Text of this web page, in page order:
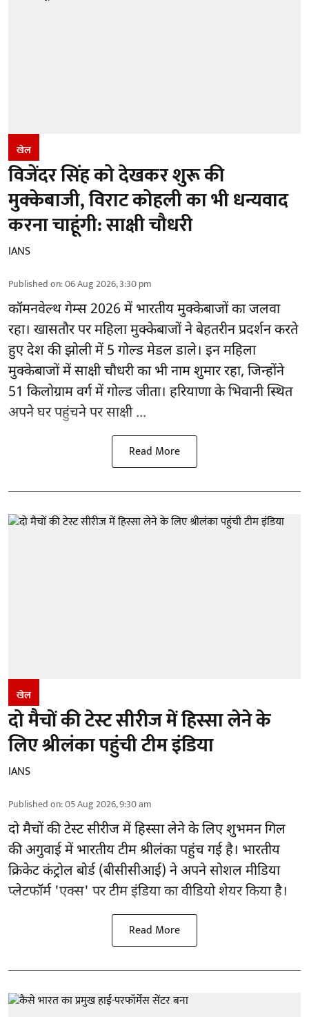
खेल
विजेंदर सिंह को देखकर शुरू की
मुक्केबाजी, विराट कोहली का भी धन्यवाद
करना चाहूंगी: साक्षी चौधरी
IANS
Published on:06 Aug 2026, 3:30 pm
कॉमनवेल्थ गेम्स 2026 में भारतीय मुक्केबाजों का जलवा
रहा। खासतौर पर महिला मुक्केबाजों ने बेहतरीन प्रदर्शन करते
हुए देश की झोली में 5 गोल्ड मेडल डाले। इन महिला
मुक्केबाजों में साक्षी चौधरी का भी नाम शुमार रहा, जिन्होंने
51 किलोग्राम वर्ग में गोल्ड जीता। हरियाणा के भिवानी स्थित
अपने घर पहुंचने पर साक्षी ...
Read More
खेल
दो मैचों की टेस्ट सीरीज में हिस्सा लेने के
लिए श्रीलंका पहुंची टीम इंडिया
IANS
Published on:05 Aug 2026, 9:30 am
दो मैचों की टेस्ट सीरीज में हिस्सा लेने के लिए शुभमन गिल
की अगुवाई में भारतीय टीम श्रीलंका पहुंच गई है। भारतीय
क्रिकेट कंट्रोल बोर्ड (बीसीसीआई) ने अपने सोशल मीडिया
प्लेटफॉर्म 'एक्स' पर टीम इंडिया का वीडियो शेयर किया है।
Read More